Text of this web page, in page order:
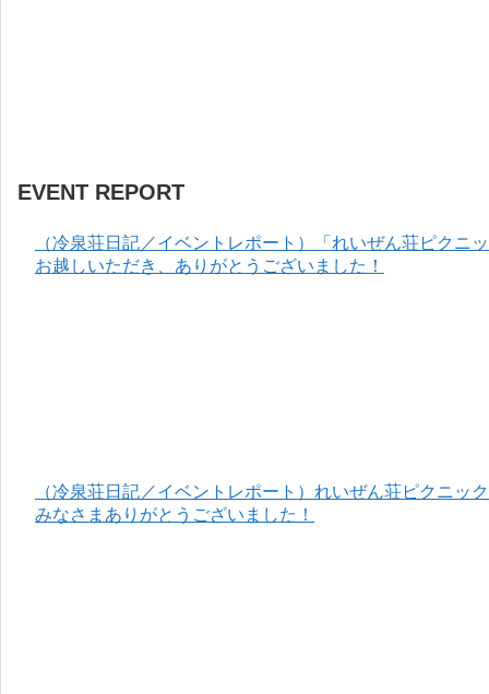
EVENT REPORT
（冷泉荘日記／イベントレポート）「れいぜん荘ピクニ
お越しいただき、ありがとうございました！
（冷泉荘日記／イベントレポート）れいぜん荘ピクニッ
みなさまありがとうございました！